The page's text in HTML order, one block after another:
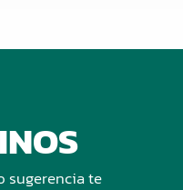
sugerencia te